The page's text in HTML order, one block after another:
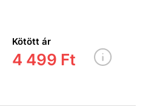
Kötött ár
4 499 Ft